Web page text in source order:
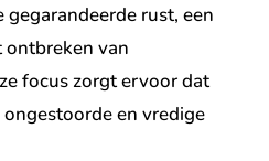
rust, een
van
focus zorgt ervoor dat
en vredige